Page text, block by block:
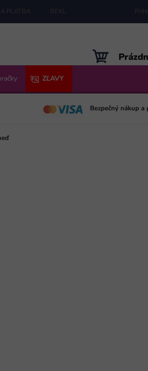
PLATBA REKLAMÁCIE MAPA
KOŠÍK
ZĽAVY
Bezpečný nákup a